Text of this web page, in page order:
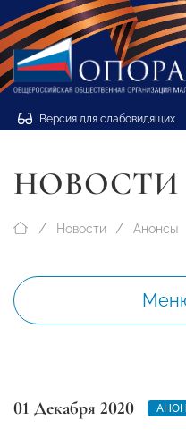
Версия для слабовидящих
НОВОСТИ
Новости Анонсы
01 Декабря 2020